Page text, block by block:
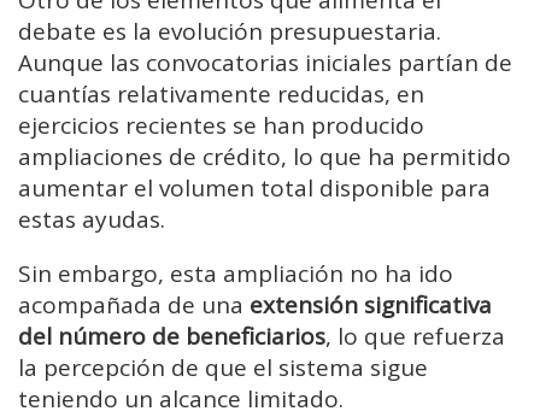
debate es la evolución presupuestaria.
Aunque las convocatorias iniciales partían de
cuantías relativamente reducidas, en
ejercicios recientes se han producido
ampliaciones de crédito, lo que ha permitido
aumentar el volumen total disponible para
estas ayudas.
Sin embargo, esta ampliación no ha ido
acompañada de una extensión significativa
del número de beneficiarios, lo que refuerza
la percepción de que el sistema sigue
teniendo un alcance limitado.